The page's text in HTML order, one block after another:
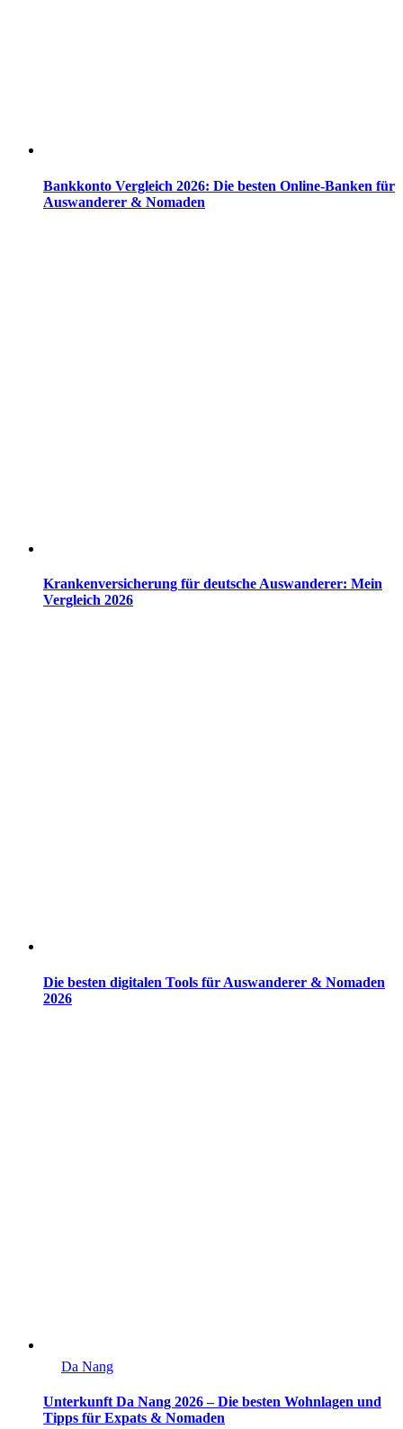
Bankkonto Vergleich 2026: Die besten Online-Banken für
Auswanderer & Nomaden
Krankenversicherung für deutsche Auswanderer: Mein
Vergleich 2026
Die besten digitalen Tools für Auswanderer & Nomaden
2026
Da Nang
Unterkunft Da Nang 2026 – Die besten Wohnlagen und
Tipps für Expats & Nomaden